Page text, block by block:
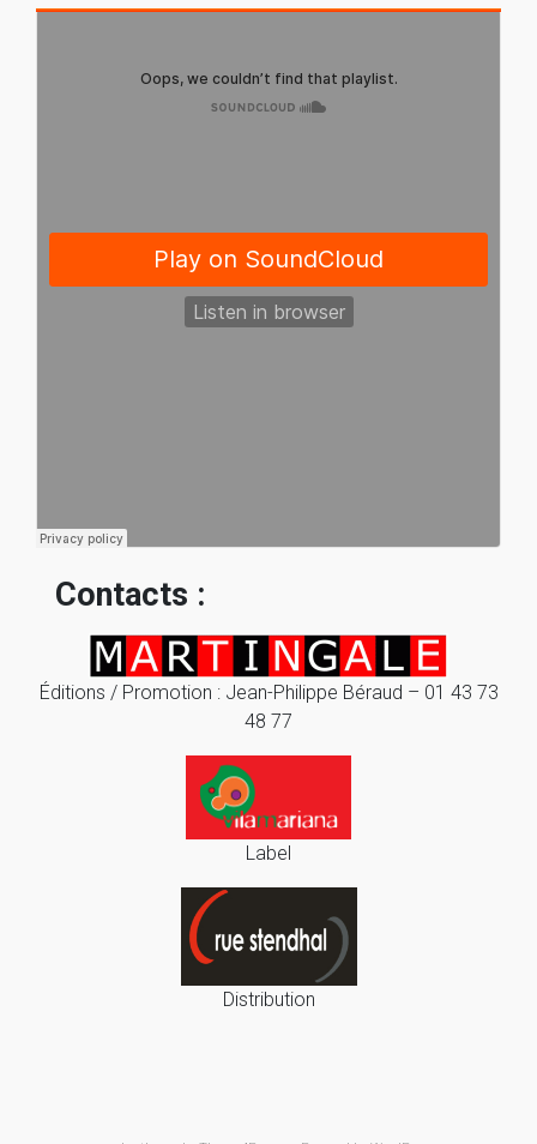
Contacts :
Éditions / Promotion : Jean-Philippe Béraud – 01 43 73
48 77
Label
Distribution